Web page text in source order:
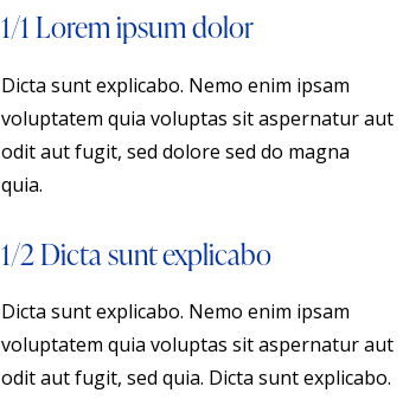
1/1 Lorem ipsum dolor
Dicta sunt explicabo. Nemo enim ipsam
voluptatem quia voluptas sit aspernatur aut
odit aut fugit, sed dolore sed do magna
quia.
1/2 Dicta sunt explicabo
Dicta sunt explicabo. Nemo enim ipsam
voluptatem quia voluptas sit aspernatur aut
odit aut fugit, sed quia. Dicta sunt explicabo.